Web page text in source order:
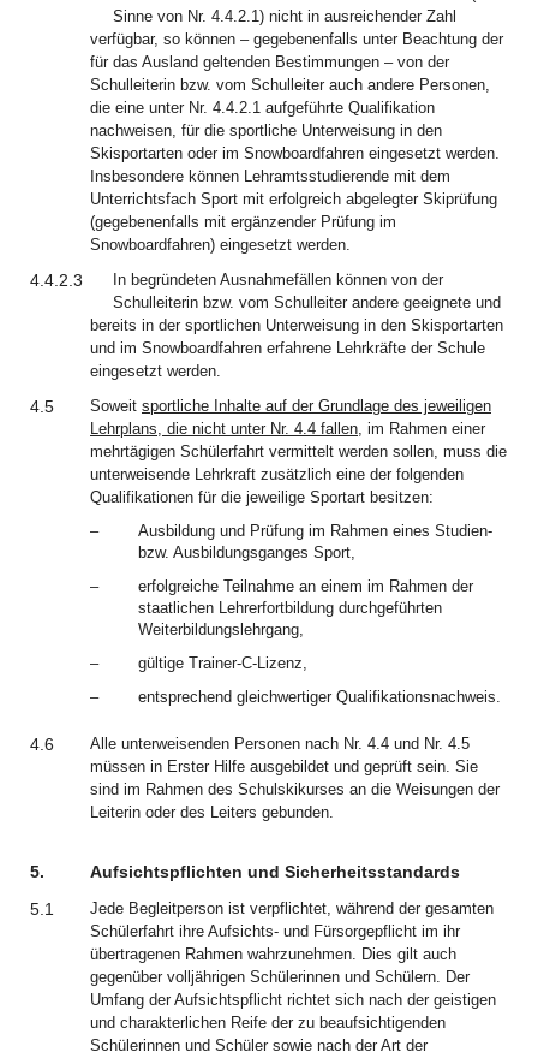
Sinne von Nr. 4.4.2.1) nicht in ausreichender Zahl
verfügbar, so können – gegebenenfalls unter Beachtung der
für das Ausland geltenden Bestimmungen – von der
Schulleiterin bzw. vom Schulleiter auch andere Personen,
die eine unter Nr. 4.4.2.1 aufgeführte Qualifikation
nachweisen, für die sportliche Unterweisung in den
Skisportarten oder im Snowboardfahren eingesetzt werden.
Insbesondere können Lehramtsstudierende mit dem
Unterrichtsfach Sport mit erfolgreich abgelegter Skiprüfung
(gegebenenfalls mit ergänzender Prüfung im
Snowboardfahren) eingesetzt werden.
4.4.2.3
In begründeten Ausnahmefällen können von der
Schulleiterin bzw. vom Schulleiter andere geeignete und
bereits in der sportlichen Unterweisung in den Skisportarten
und im Snowboardfahren erfahrene Lehrkräfte der Schule
eingesetzt werden.
4.5 Soweit sportliche Inhalte auf der Grundlage des jeweiligen
Lehrplans, die nicht unter Nr. 4.4 fallen, im Rahmen einer
mehrtägigen Schülerfahrt vermittelt werden sollen, muss die
unterweisende Lehrkraft zusätzlich eine der folgenden
Qualifikationen für die jeweilige Sportart besitzen:
–
Ausbildung und Prüfung im Rahmen eines Studien-
bzw. Ausbildungsganges Sport,
–
erfolgreiche Teilnahme an einem im Rahmen der
staatlichen Lehrerfortbildung durchgeführten
Weiterbildungslehrgang,
–
gültige Trainer-C-Lizenz,
–
entsprechend gleichwertiger Qualifikationsnachweis.
4.6
Alle unterweisenden Personen nach Nr. 4.4 und Nr. 4.5
müssen in Erster Hilfe ausgebildet und geprüft sein. Sie
sind im Rahmen des Schulskikurses an die Weisungen der
Leiterin oder des Leiters gebunden.
5.
Aufsichtspflichten und Sicherheitsstandards
5.1
Jede Begleitperson ist verpflichtet, während der gesamten
Schülerfahrt ihre Aufsichts- und Fürsorgepflicht im ihr
übertragenen Rahmen wahrzunehmen. Dies gilt auch
gegenüber volljährigen Schülerinnen und Schülern. Der
Umfang der Aufsichtspflicht richtet sich nach der geistigen
und charakterlichen Reife der zu beaufsichtigenden
Schülerinnen und Schüler sowie nach der Art der